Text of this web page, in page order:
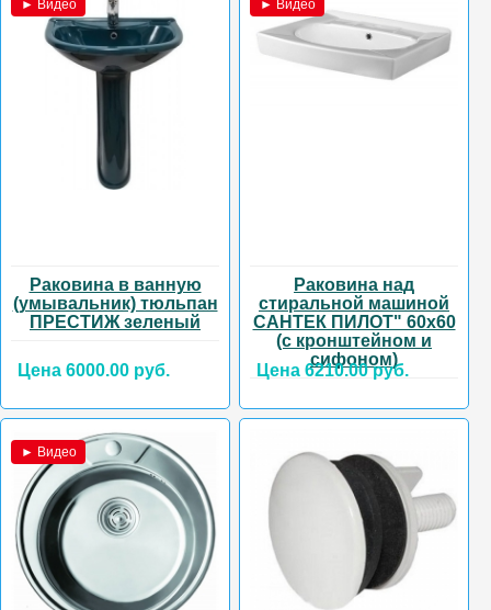
► Видео
Раковина в ванную
(умывальник) тюльпан
ПРЕСТИЖ зеленый
Цена 6000.00 руб.
► Видео
Раковина над
стиральной машиной
САНТЕК ПИЛОТ" 60х60
(с кронштейном и
сифоном)
Цена 6210.00 руб.
► Видео